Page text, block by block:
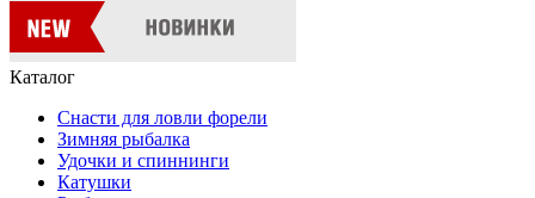
Каталог
Снасти для ловли форели
Зимняя рыбалка
Удочки и спиннинги
Катушки